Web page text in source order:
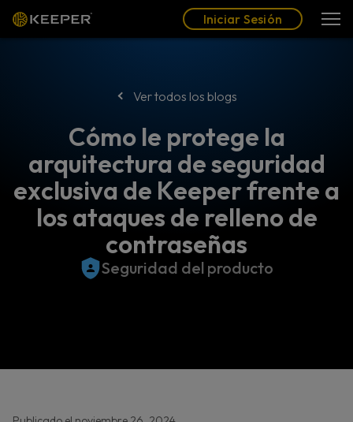
Iniciar Sesión
Ver todos los blogs
Cómo le protege la
arquitectura de seguridad
exclusiva de Keeper frente a
los ataques de relleno de
contraseñas
Seguridad del producto